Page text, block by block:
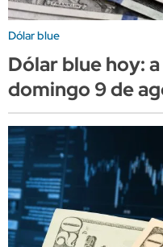
Dólar blue
Dólar blue hoy:
domingo 9 de